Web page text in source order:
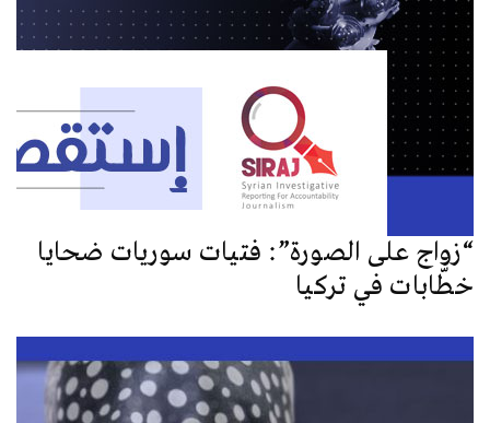
“زواج على الصورة”: فتيات سوريات ضحايا
خطّابات في تركيا